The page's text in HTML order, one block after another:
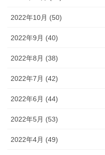
2022年10月 (50)
2022年9月 (40)
2022年8月 (38)
2022年7月 (42)
2022年6月 (44)
2022年5月 (53)
2022年4月 (49)